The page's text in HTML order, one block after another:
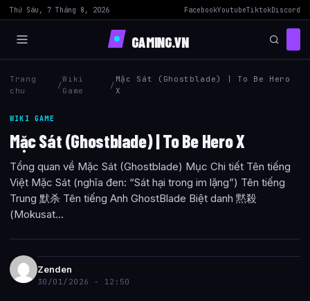
Thứ Sáu, 7 Tháng 8, 2026 FacebookYoutubeTiktokDiscord
GAMING.VN
Trang
chu
/
Wiki
Game
/
Mặc Sát (Ghostblade) | To Be Hero
X
WIKI GAME
Mặc Sát (Ghostblade) | To Be Hero X
Tổng quan về Mặc Sát (Ghostblade) Mục Chi tiết Tên tiếng
Việt Mặc Sát (nghĩa đen: “Sát hại trong im lặng”) Tên tiếng
Trung 默杀 Tên tiếng Anh GhostBlade Biệt danh 黙殺
(Mokusat...
Zenden
30/01/2026 - 12:50